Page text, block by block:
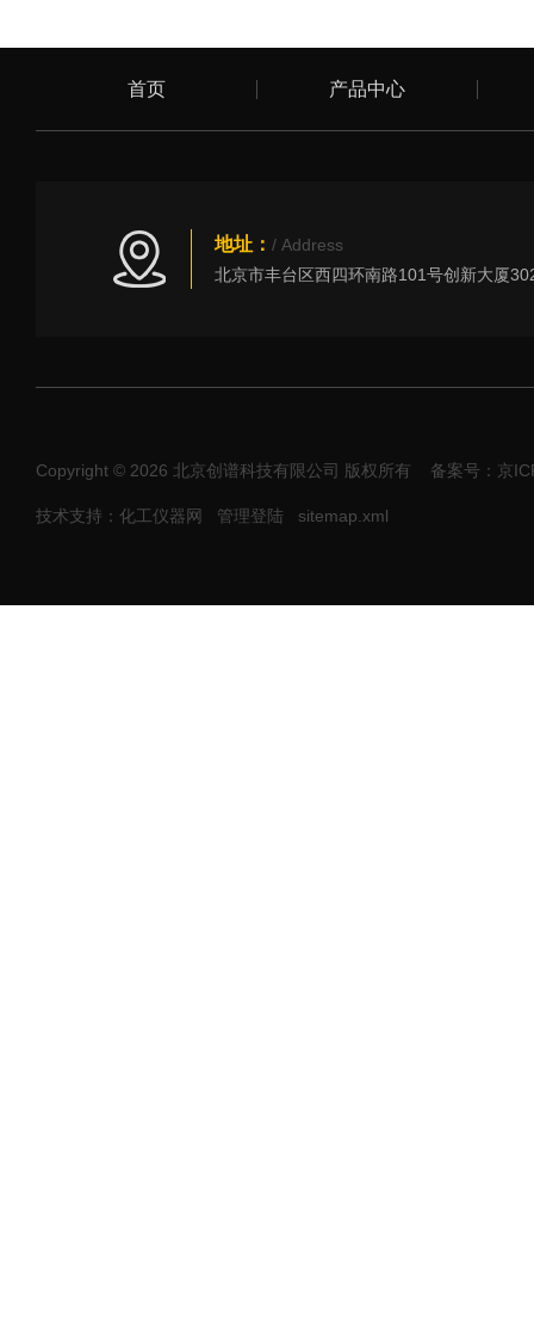
首页 产品中心
地址： / Address
Copyright © 2026 北京创谱科技有限公司 版权所有 备案号：京
技术支持：化工仪器网 管理登陆 sitemap.xml